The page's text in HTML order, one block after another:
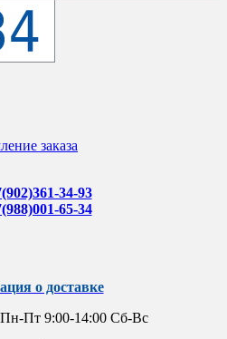
заказа
34-93
65-34
о доставке